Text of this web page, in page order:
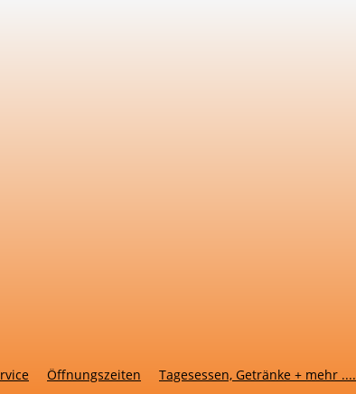
Öffnungszeiten Tagesessen, Getränke + mehr ....